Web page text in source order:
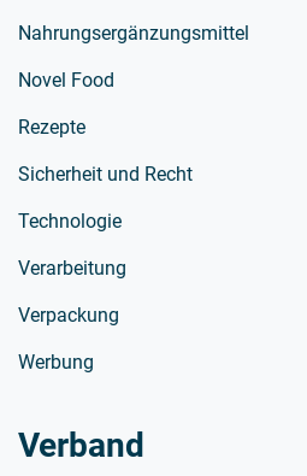
Nahrungsergänzungsmittel
Novel Food
Rezepte
Sicherheit und Recht
Technologie
Verarbeitung
Verpackung
Werbung
Verband